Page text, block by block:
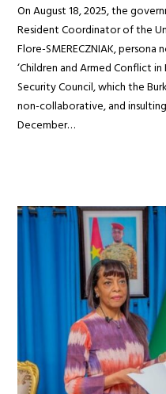
On August 18, 2025, the
Resident Coordinator of the
Flore-SMERECZNIAK,
‘Children and Armed Conflict
Security Council, which the
non-collaborative, and
December…